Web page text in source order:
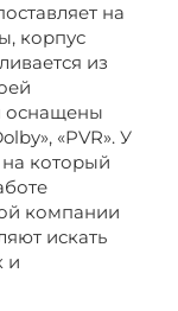
на
корпус
из
оснащены
«PVR». У
который
компании
искать
и